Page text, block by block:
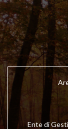
Ente di